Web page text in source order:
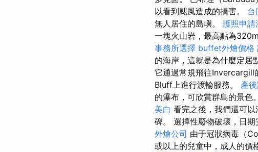
以看到颶風造成的損害。 台
無人居住的島嶼。 護照申請
一塊火山岩，最高點為
事務所選擇 buffet外燴價格
的海岸，這就是為什麼定居
它通過常規飛往Invercargill
Bluff上進行渡輪服務。 產
的瀑布，可欣賞群島的景色。
美白 看完之後，我們還可
碑。 選擇性廢物破壞，日期
外燴公司 由于冠狀病毒（
或以上的兒童中，成人的價